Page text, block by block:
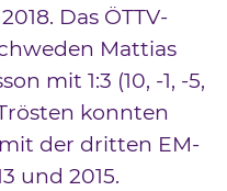
Das ÖTTV-
Mattias
mit 1:3 (10, -1, -5,
konnten
der dritten EM-
und 2015.